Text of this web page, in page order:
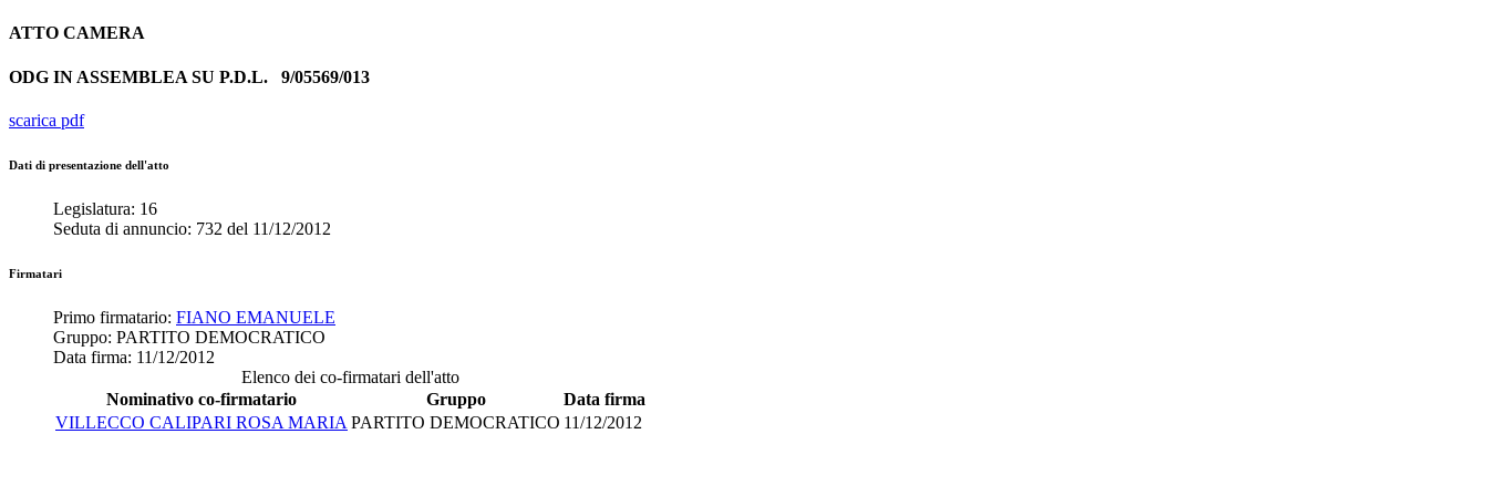
ATTO CAMERA
ODG IN ASSEMBLEA SU P.D.L. 9/05569/013
scarica pdf
Dati di presentazione dell'atto
Legislatura: 16
Seduta di annuncio: 732 del 11/12/2012
Firmatari
Primo firmatario: FIANO EMANUELE
Gruppo: PARTITO DEMOCRATICO
Data firma: 11/12/2012
Elenco dei co-firmatari dell'atto
Nominativo co-firmatario
Gruppo
Data firma
VILLECCO CALIPARI ROSA MARIA PARTITO DEMOCRATICO 11/12/2012